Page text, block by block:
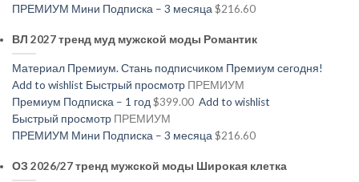
ПРЕМИУМ Мини Подписка – 3 месяца$216.60
ВЛ 2027 тренд муд мужской моды Романтик
Материал Премиум. Стань подписчиком Премиум сегодня!
Add to wishlist Быстрый просмотр ПРЕМИУМ
Премиум Подписка – 1 год $399.00 Add to wishlist
Быстрый просмотр ПРЕМИУМ
ПРЕМИУМ Мини Подписка – 3 месяца $216.60
ОЗ 2026/27 тренд мужской моды Широкая клетка